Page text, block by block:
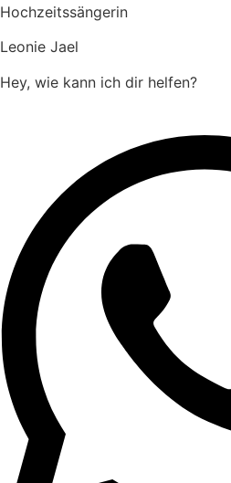
Hochzeitssängerin
Leonie Jael
Hey, wie kann ich dir helfen?